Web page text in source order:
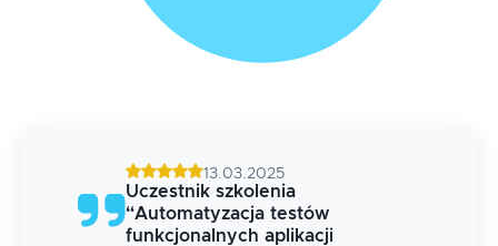
13.03.2025
Uczestnik szkolenia
“Automatyzacja testów
funkcjonalnych aplikacji